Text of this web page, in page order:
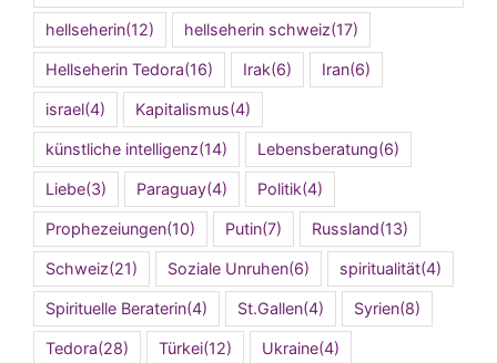
hellseherin(12) hellseherin schweiz(17)
Hellseherin Tedora(16) Irak(6) Iran(6)
israel(4) Kapitalismus(4)
künstliche intelligenz(14) Lebensberatung(6)
Liebe(3) Paraguay(4) Politik(4)
Prophezeiungen(10) Putin(7) Russland(13)
Schweiz(21) Soziale Unruhen(6) spiritualität(4)
Spirituelle Beraterin(4) St.Gallen(4) Syrien(8)
Tedora(28) Türkei(12) Ukraine(4)